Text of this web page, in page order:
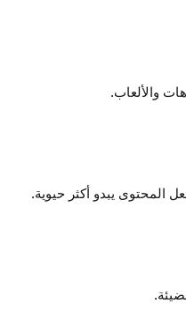
والألعاب.